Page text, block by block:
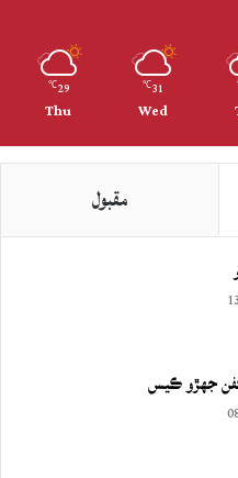
31
℃
Wed
29
℃
Thu
مقبول
جھڙو ڪيس